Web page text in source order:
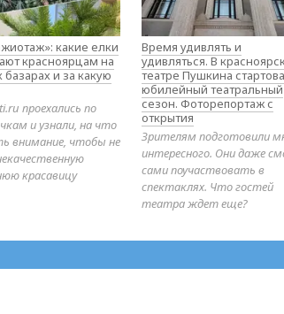
какие елки
красноярцам на
и за какую
проехались по
и узнали, на что
внимание, чтобы не
красавицу
Время удивлять и
удивляться. В
театре Пушкина
юбилейный театральный
сезон. Фоторепортаж с
открытия
Зрителям подготовили
интересного. Они даже
сами поучаствовать в
спектаклях. Что гостей
театра ждет еще?